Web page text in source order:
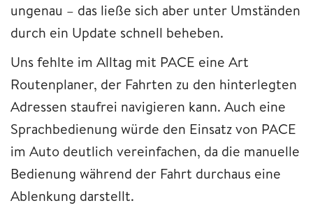
ungenau – das ließe sich aber unter Umständen
durch ein Update schnell beheben.
Uns fehlte im Alltag mit PACE eine Art
Routenplaner, der Fahrten zu den hinterlegten
Adressen staufrei navigieren kann. Auch eine
Sprachbedienung würde den Einsatz von PACE
im Auto deutlich vereinfachen, da die manuelle
Bedienung während der Fahrt durchaus eine
Ablenkung darstellt.